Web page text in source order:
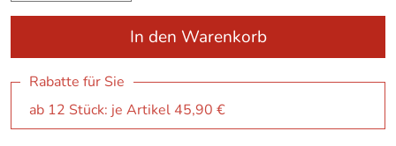
In den Warenkorb
Rabatte für Sie
ab 12 Stück: je Artikel 45,90 €